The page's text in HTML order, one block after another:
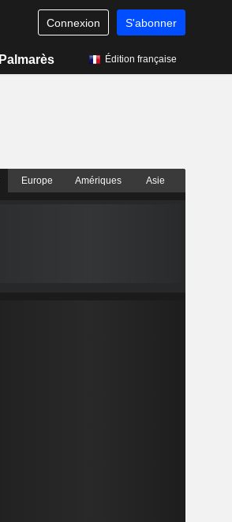
Connexion S'abonner
Palmarès Édition française
Europe Amériques Asie